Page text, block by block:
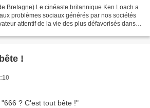
Bretagne) Le cinéaste britannique Ken Loach a
problèmes sociaux générés par nos sociétés
attentif de la vie des plus défavorisés dans
!